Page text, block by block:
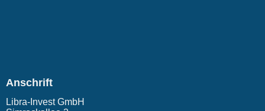
Anschrift
Libra-Invest GmbH